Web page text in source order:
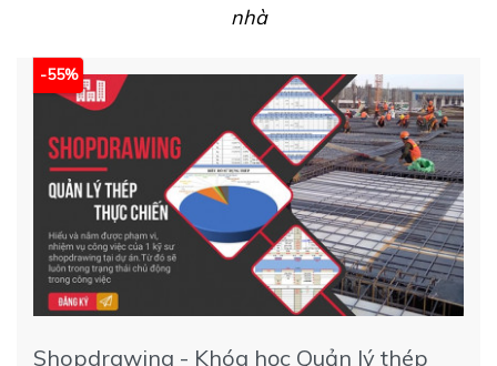
nhà
-55%
Shopdrawing - Khóa học Quản lý thép